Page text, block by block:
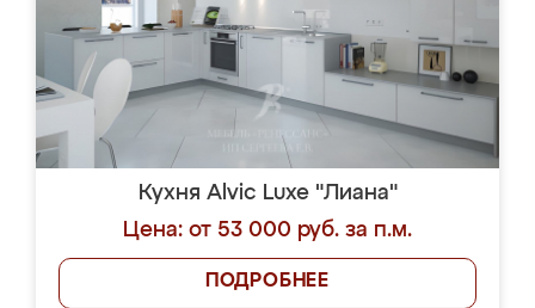
Кухня Alvic Luxe "Лиана"
Цена: от 53 000 руб. за п.м.
ПОДРОБНЕЕ